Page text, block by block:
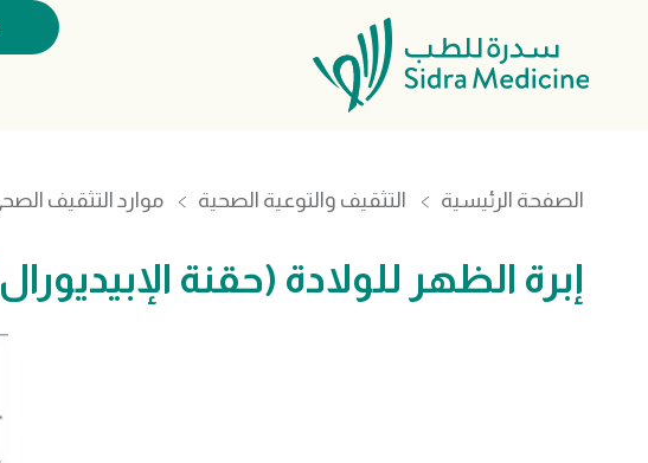
الصفحة الرئيسية التثقيف والتوعية الصحية موارد التثقيف
إبرة الظهر للولادة (حقنة